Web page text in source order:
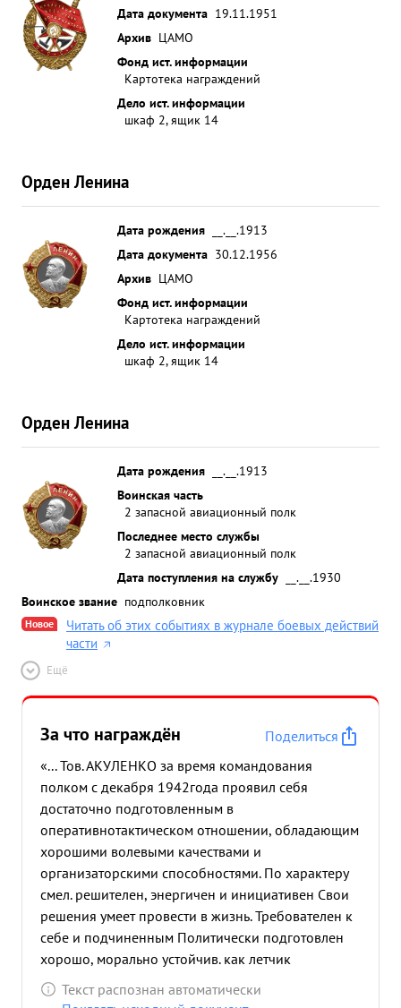
Дата документа 19.11.1951
Архив ЦАМО
Фонд ист. информации
Картотека награждений
Дело ист. информации
шкаф 2, ящик 14
Орден Ленина
Дата рождения
__.__.1913
Дата документа 30.12.1956
Архив ЦАМО
Фонд ист. информации
Картотека награждений
Дело ист. информации
шкаф 2, ящик 14
Орден Ленина
Дата рождения
__.__.1913
Воинская часть
2 запасной авиационный полк
Последнее место службы
2 запасной авиационный полк
Дата поступления на службу
__.__.1930
Воинское звание подполковник
Новое
Читать об этих событиях в журнале боевых действий
части
Ещё
За что награждён
Поделиться
«... Тов. АКУЛЕНКО за время командования
полком с декабря 1942года проявил себя
достаточно подготовленным в
оперативнотактическом отношении, обладающим
хорошими волевыми качествами и
организаторскими способностями. По характеру
смел. решителен, энергичен и инициативен Свои
решения умеет провести в жизнь. Требователен к
себе и подчиненным Политически подготовлен
хорошо, морально устойчив. как летчик
подготовлен отлично, летает на самолетах :
ЛАГГ.3.ЯК ЛА 5 Харикейн Мустанг Аэрокобра
Текст распознан автоматически